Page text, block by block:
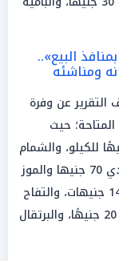
البيع»..
ومناشئه
عن وفرة
حيث
أن سعر الكنتالوب 15 إلى 25 جنيهًا للكيلو، والشمام
25 جنيها والعنب المستورد 230، والعنب البلدي 70 جنيها والموز
البلدي 20 إلى 40 جنيهًا، والموز المستورد 140 جنيهات، والتفاح
الأخضر 50 إلى 140 جنيها، والبرتقال أبو سرة 20 جنيهًا، والبرتقال